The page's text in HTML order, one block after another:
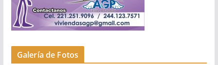
Galería de Fotos